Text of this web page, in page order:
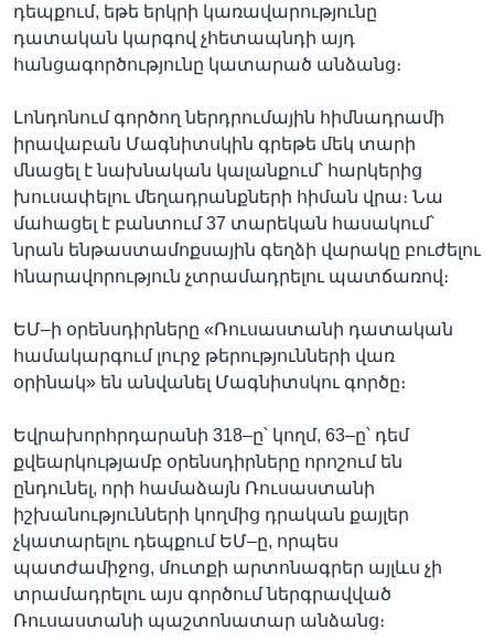
դեպքում, եթե երկրի կառավարությունը
դատական կարգով չհետապնդի այդ
հանցագործությունը կատարած անձանց։
Լոնդոնում գործող ներդրումային հիմնադրամի
իրավաբան Մագնիտսկին գրեթե մեկ տարի
մնացել է նախնական կալանքում՝ հարկերից
խուսափելու մեղադրանքների հիման վրա։ Նա
մահացել է բանտում 37 տարեկան հասակում՝
նրան ենթաստամոքսային գեղձի վարակը բուժելու
հնարավորություն չտրամադրելու պատճառով։
ԵՄ–ի օրենսդիրները «Ռուսաստանի դատական
համակարգում լուրջ թերությունների վառ
օրինակ» են անվանել Մագնիտսկու գործը։
Եվրախորհրդարանի 318–ը՝ կողմ, 63–ը՝ դեմ
քվեարկությամբ օրենսդիրները որոշում են
ընդունել, որի համաձայն Ռուսաստանի
իշխանությունների կողմից դրական քայլեր
չկատարելու դեպքում ԵՄ–ը, որպես
պատժամիջոց, մուտքի արտոնագրեր այլևս չի
տրամադրելու այս գործում ներգրավված
Ռուսաստանի պաշտոնատար անձանց։